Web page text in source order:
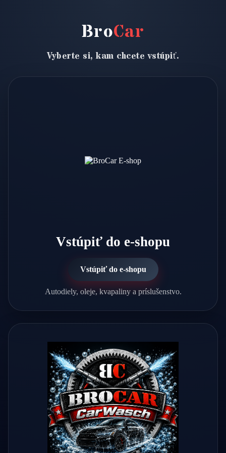
BroCar
Vyberte si, kam chcete vstúpiť.
Vstúpiť do e-shopu
Vstúpiť do e-shopu
Autodiely, oleje, kvapaliny a príslušenstvo.